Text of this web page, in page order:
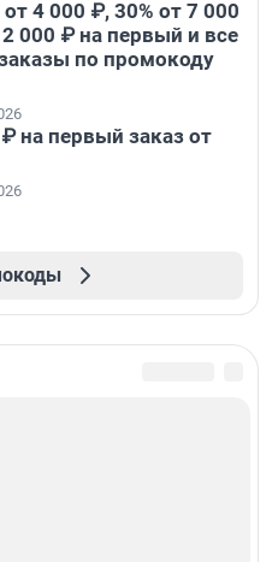
4 000 ₽, 30% от 7 000
000 ₽ на первый и все
по промокоду
на первый заказ от